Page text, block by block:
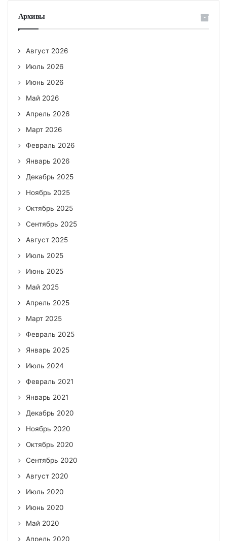
Архивы
Август 2026
Июль 2026
Июнь 2026
Май 2026
Апрель 2026
Март 2026
Февраль 2026
Январь 2026
Декабрь 2025
Ноябрь 2025
Октябрь 2025
Сентябрь 2025
Август 2025
Июль 2025
Июнь 2025
Май 2025
Апрель 2025
Март 2025
Февраль 2025
Январь 2025
Июль 2024
Февраль 2021
Январь 2021
Декабрь 2020
Ноябрь 2020
Октябрь 2020
Сентябрь 2020
Август 2020
Июль 2020
Июнь 2020
Май 2020
Апрель 2020